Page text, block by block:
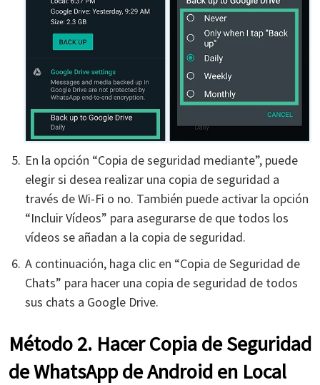
En la opción “Copia de seguridad mediante”, puede
elegir si desea realizar una copia de seguridad a
través de Wi-Fi o no. También puede activar la opción
“Incluir Vídeos” para asegurarse de que todos los
vídeos se añadan a la copia de seguridad.
A continuación, haga clic en “Copia de Seguridad de
Chats” para hacer una copia de seguridad de todos
sus chats a Google Drive.
Método 2. Hacer Copia de Seguridad
de WhatsApp de Android en Local